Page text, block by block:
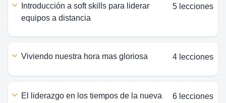
equipos a distancia
5 lecciones
viviendo nuestra hora mas gloriosa 4 lecciones
el liderazgo en los tiempos de la nueva
6 lecciones